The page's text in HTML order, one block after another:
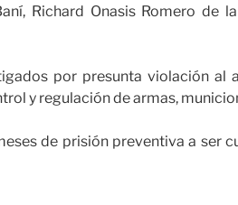
Richard Onasis Romero de
por presunta violación al
y regulación de armas,
de prisión preventiva a ser